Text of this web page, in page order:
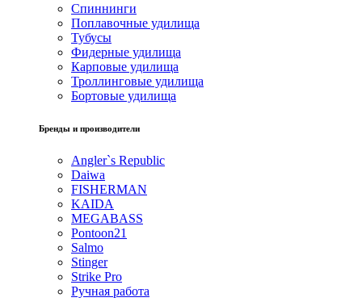
Спиннинги
Поплавочные удилища
Тубусы
Фидерные удилища
Карповые удилища
Троллинговые удилища
Бортовые удилища
Бренды и производители
Angler`s Republic
Daiwa
FISHERMAN
KAIDA
MEGABASS
Pontoon21
Salmo
Stinger
Strike Pro
Ручная работа